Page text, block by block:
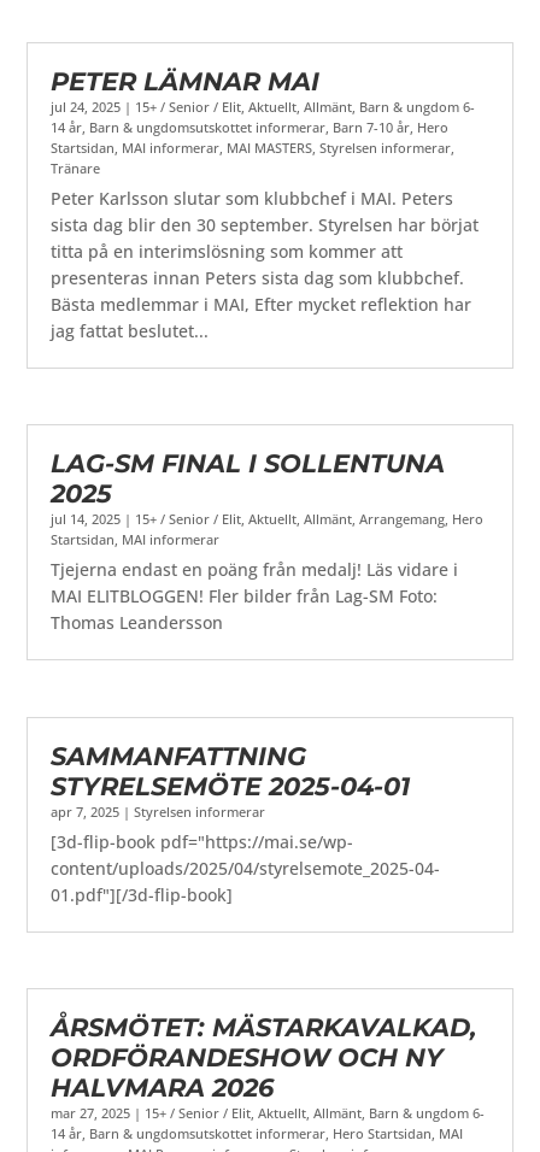
PETER LÄMNAR MAI
jul 24, 2025 | 15+ / Senior / Elit ,Aktuellt ,Allmänt Barn & ungdom 6-
14 år Barn & ungdomsutskottet informerar Barn 7-10 år Hero
Startsidan MAI informerar MAI MASTERS ,Styrelsen informerar
Tränare
Peter Karlsson slutar som klubbchef i MAI. Peters
sista dag blir den 30 september. Styrelsen har börjat
titta på en interimslösning som kommer att
presenteras innan Peters sista dag som klubbchef.
Bästa medlemmar i MAI, Efter mycket reflektion har
jag fattat beslutet...
LAG-SM FINAL I SOLLENTUNA
2025
jul 14, 2025 | 15+ / Senior / Elit,Aktuellt,Allmänt,Arrangemang, Hero
Startsidan, MAI informerar
Tjejerna endast en poäng från medalj! Läs vidare i
MAI ELITBLOGGEN! Fler bilder från Lag-SM Foto:
Thomas Leandersson
SAMMANFATTNING
STYRELSEMÖTE 2025-04-01
apr 7, 2025 |Styrelsen informerar
[3d-flip-book pdf="https://mai.se/wp-
content/uploads/2025/04/styrelsemote_2025-04-
01.pdf"][/3d-flip-book]
ÅRSMÖTET: MÄSTARKAVALKAD,
ORDFÖRANDESHOW OCH NY
HALVMARA 2026
mar 27, 2025 | 15+ / Senior / Elit,Aktuellt,Allmänt, Barn & ungdom 6-
14 år, Barn & ungdomsutskottet informerar, Hero Startsidan, MAI